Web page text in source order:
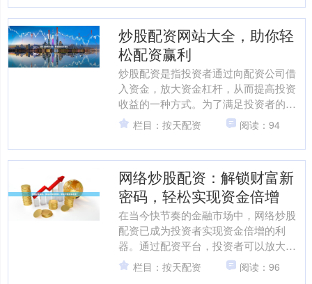
炒股配资网站大全，助你轻
松配资赢利
炒股配资是指投资者通过向配资公司借
入资金，放大资金杠杆，从而提高投资
收益的一种方式。为了满足投资者的配
资需求，市面上涌现了众多炒股配资网
站。 以下是一份炒股配资....
栏目：按天配资 阅读：94
网络炒股配资：解锁财富新
密码，轻松实现资金倍增
在当今快节奏的金融市场中，网络炒股
配资已成为投资者实现资金倍增的利
器。通过配资平台，投资者可以放大自
己的资金，从而获得更高的收益潜力。
配资的原理很简单：投资者....
栏目：按天配资 阅读：96